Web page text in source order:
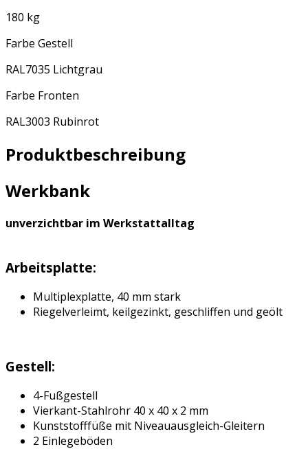
180 kg
Farbe Gestell
RAL7035 Lichtgrau
Farbe Fronten
RAL3003 Rubinrot
Produktbeschreibung
Werkbank
unverzichtbar im Werkstattalltag
Arbeitsplatte:
Multiplexplatte, 40 mm stark
Riegelverleimt, keilgezinkt, geschliffen und geölt
Gestell:
4-Fußgestell
Vierkant-Stahlrohr 40 x 40 x 2 mm
Kunststofffüße mit Niveauausgleich-Gleitern
2 Einlegeböden